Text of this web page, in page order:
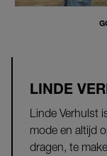
LINDE
Linde Verhulst
mode en altijd
dragen, te